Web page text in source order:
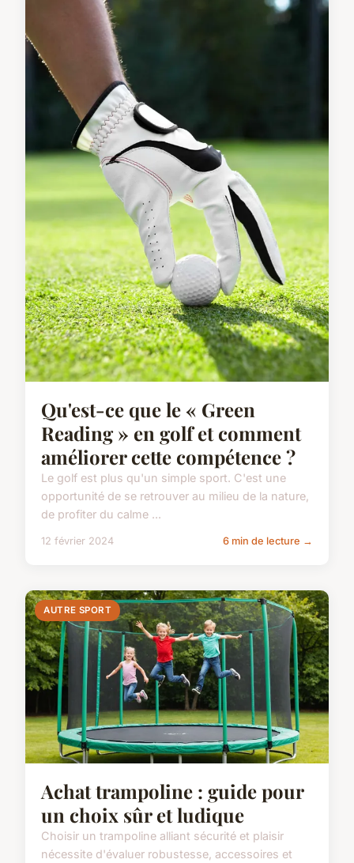
Qu'est-ce que le « Green
Reading » en golf et comment
améliorer cette compétence ?
Le golf est plus qu'un simple sport. C'est une
opportunité de se retrouver au milieu de la nature,
de profiter du calme ...
12 février 2024 6 min de lecture →
AUTRE SPORT
Achat trampoline : guide pour
un choix sûr et ludique
Choisir un trampoline alliant sécurité et plaisir
nécessite d'évaluer robustesse, accessoires et